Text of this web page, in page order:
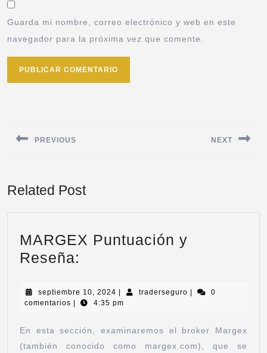
Guarda mi nombre, correo electrónico y web en este
navegador para la próxima vez que comente.
PREVIOUS NEXT
Related Post
MARGEX Puntuación y
Reseña:
septiembre 10, 2024 traderseguro
0
comentarios
4:35 pm
En esta sección, examinaremos el broker Margex
(también conocido como margex.com), que se